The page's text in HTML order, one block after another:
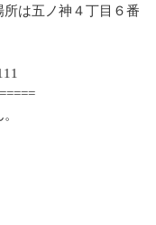
は五ノ神４丁目６番